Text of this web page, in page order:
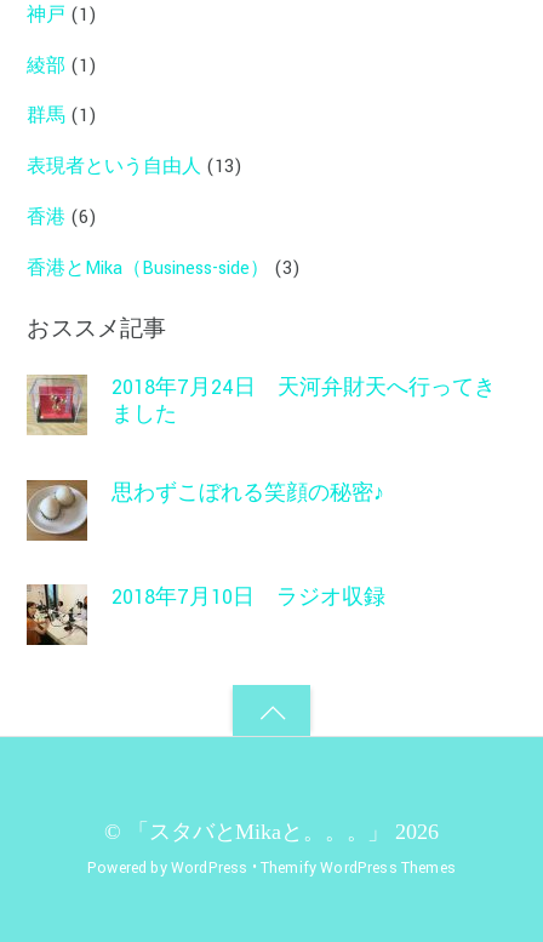
神戸 (1)
綾部 (1)
群馬 (1)
表現者という自由人 (13)
香港 (6)
香港とMika（Business-side）
(3)
おススメ記事
2018年7月24日 天河弁財天へ行ってき
ました
思わずこぼれる笑顔の秘密♪
2018年7月10日 ラジオ収録
© 「スタバとMikaと。。。」 2026
Powered byWordPress • Themify WordPress Themes